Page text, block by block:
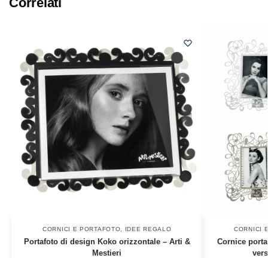
CORNICI E PORTAFOTO IDEE REGALO
Portafoto di design Koko orizzontale – Arti &
Mestieri
CORNICI
Cornice